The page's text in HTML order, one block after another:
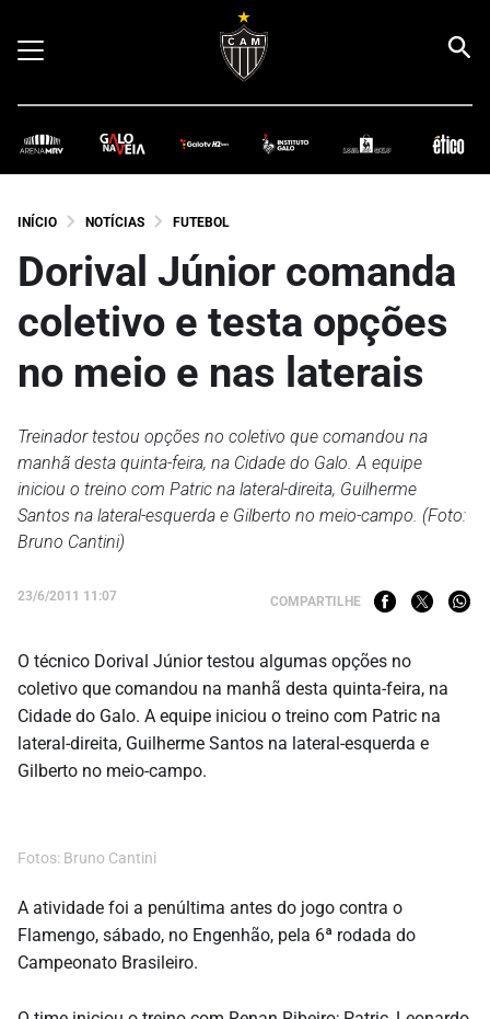
INÍCIO NOTÍCIAS FUTEBOL
Dorival Júnior comanda
coletivo e testa opções
no meio e nas laterais
Treinador testou opções no coletivo que comandou na
manhã desta quinta-feira, na Cidade do Galo. A equipe
iniciou o treino com Patric na lateral-direita, Guilherme
Santos na lateral-esquerda e Gilberto no meio-campo. (Foto:
Bruno Cantini)
23/6/2011 11:07 COMPARTILHE
O técnico Dorival Júnior testou algumas opções no
coletivo que comandou na manhã desta quinta-feira, na
Cidade do Galo. A equipe iniciou o treino com Patric na
lateral-direita, Guilherme Santos na lateral-esquerda e
Gilberto no meio-campo.
Fotos: Bruno Cantini
A atividade foi a penúltima antes do jogo contra o
Flamengo, sábado, no Engenhão, pela 6ª rodada do
Campeonato Brasileiro.